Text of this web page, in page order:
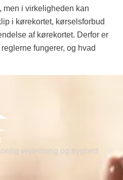
men i virkeligheden kan
i kørekortet, kørselsforbud
af kørekortet. Derfor er
fungerer, og hvad
vejledning og tryghed